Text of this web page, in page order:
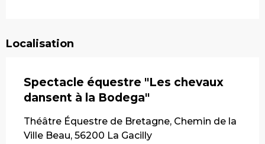
Localisation
Spectacle équestre "Les chevaux
dansent à la Bodega"
Théâtre Équestre de Bretagne, Chemin de la
Ville Beau, 56200 La Gacilly